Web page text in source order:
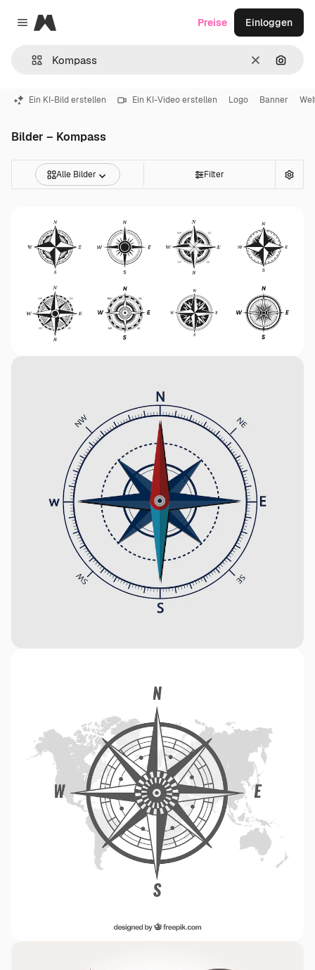
Close menu
Magnific
LöschenNach
Preise Einloggen
Ein KI-Bild erstellen Ein KI-Video erstellen Logo Banner
Bilder – Kompass
Alle Bilder Filter